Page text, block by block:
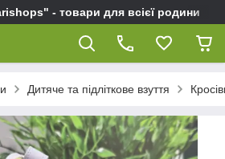
- товари для всієї родини
Дитяче та підліткове взуття